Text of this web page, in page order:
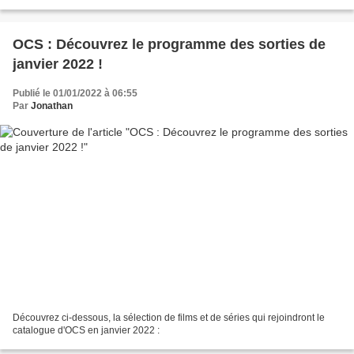
OCS : Découvrez le programme des sorties de
janvier 2022 !
Publié le 01/01/2022 à 06:55
Par Jonathan
Découvrez ci-dessous, la sélection de films et de séries qui rejoindront le
catalogue d'OCS en janvier 2022 :